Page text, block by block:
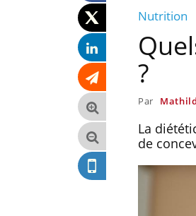
Nutrition
?
Par
La
de